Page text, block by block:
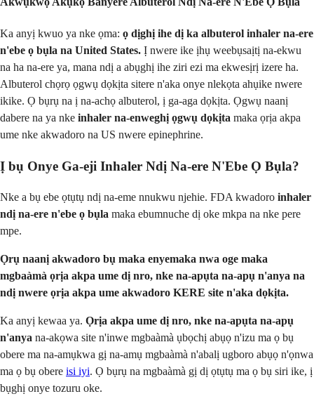
Ka anyị kwuo ya nke ọma: ọ dịghị ihe dị ka albuterol inhaler na-ere
n'ebe ọ bụla na United States. Ị nwere ike ịhụ weebụsaịtị na-ekwu
na ha na-ere ya, mana ndị a abụghị ihe ziri ezi ma ekwesịrị izere ha.
Albuterol chọrọ ọgwụ dọkịta sitere n'aka onye nlekọta ahụike nwere
ikike. Ọ bụrụ na ị na-achọ albuterol, ị ga-aga dọkịta. Ọgwụ naanị
dabere na ya nke inhaler na-enweghị ọgwụ dọkịta maka ọrịa akpa
ume nke akwadoro na US nwere epinephrine.
Ị bụ Onye Ga-eji Inhaler Ndị Na-ere N'Ebe Ọ Bụla?
Nke a bụ ebe ọtụtụ ndị na-eme nnukwu njehie. FDA kwadoro inhaler
ndị na-ere n'ebe ọ bụla maka ebumnuche dị oke mkpa na nke pere
mpe.
Ọrụ naanị akwadoro bụ maka enyemaka nwa oge maka
mgbaàmà ọrịa akpa ume dị nro, nke na-apụta na-apụ n'anya na
ndị nwere ọrịa akpa ume akwadoro KERE site n'aka dọkịta.
Ka anyị kewaa ya. Ọrịa akpa ume dị nro, nke na-apụta na-apụ
n'anya na-akọwa site n'inwe mgbaàmà ụbọchị abụọ n'izu ma ọ bụ
obere ma na-amụkwa gị na-amụ mgbaàmà n'abalị ugboro abụọ n'ọnwa
ma ọ bụ obere isi iyi. Ọ bụrụ na mgbaàmà gị dị ọtụtụ ma ọ bụ siri ike, ị
bụghị onye tozuru oke.